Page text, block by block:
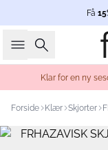
Få
Søk
Klar for en ny
Forside Klær Skjorter